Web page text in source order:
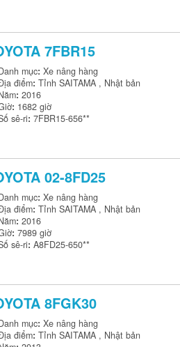
7FBR15
mục: Xe nâng hàng
điểm: Tỉnh SAITAMA , Nhật bản
: 2016
: 1682 giờ
sê-ri: 7FBR15-656**
02-8FD25
mục: Xe nâng hàng
điểm: Tỉnh SAITAMA , Nhật bản
: 2016
: 7989 giờ
sê-ri: A8FD25-650**
8FGK30
mục: Xe nâng hàng
điểm: Tỉnh SAITAMA , Nhật bản